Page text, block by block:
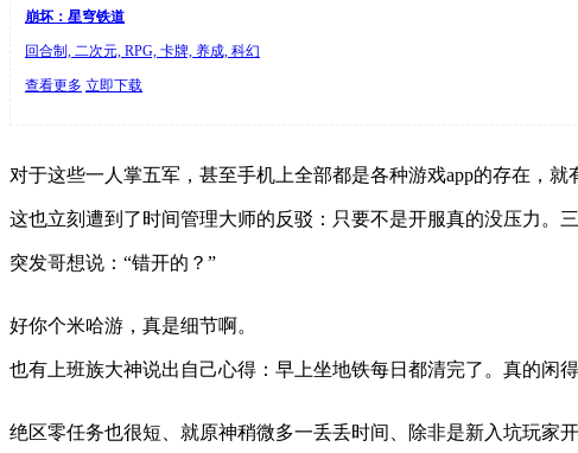
崩坏：星穹铁道
回合制, 二次元, RPG, 卡牌, 养成, 科幻
查看更多 立即下载
对于这些一人掌五军，甚至手机上全部都是各种游戏app的存在，
这也立刻遭到了时间管理大师的反驳：只要不是开服真的没压力。
突发哥想说：“错开的？”
好你个米哈游，真是细节啊。
也有上班族大神说出自己心得：早上坐地铁每日都清完了。真的闲
绝区零任务也很短、就原神稍微多一丢丢时间、除非是新入坑玩家